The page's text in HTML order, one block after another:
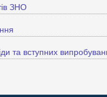
ЗНО
та вступних